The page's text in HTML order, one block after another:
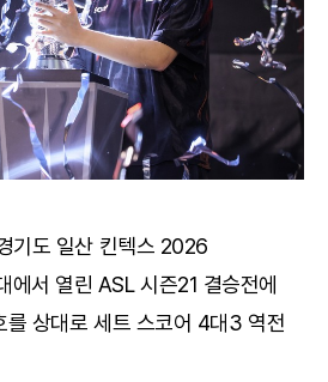
기도 일산 킨텍스 2026
에서 열린 ASL 시즌21 결승전에
를 상대로 세트 스코어 4대3 역전